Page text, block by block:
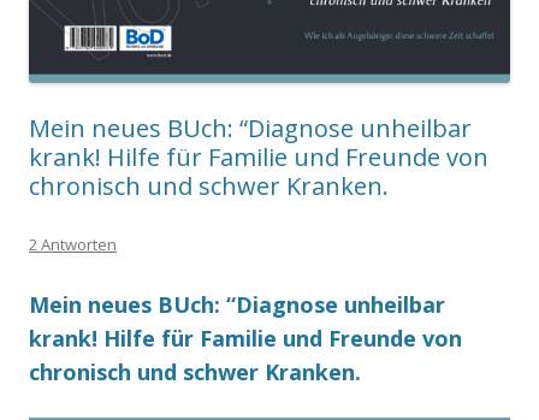
Mein neues BUch: “Diagnose unheilbar
krank! Hilfe für Familie und Freunde von
chronisch und schwer Kranken.
2 Antworten
Mein neues BUch: “Diagnose unheilbar
krank! Hilfe für Familie und Freunde von
chronisch und schwer Kranken.